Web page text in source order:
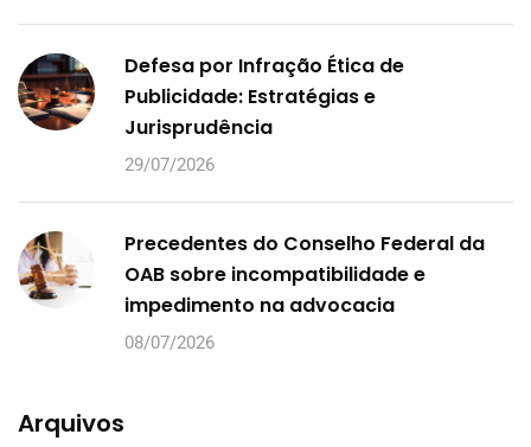
Defesa por Infração Ética de
Publicidade: Estratégias e
Jurisprudência
29/07/2026
Precedentes do Conselho Federal da
OAB sobre incompatibilidade e
impedimento na advocacia
08/07/2026
Arquivos